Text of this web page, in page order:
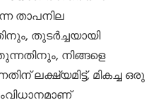
താപനില
തുടർച്ചയായി
നിങ്ങളെ
ലക്ഷ്യമിട്ട്, മികച്ച ഒരു